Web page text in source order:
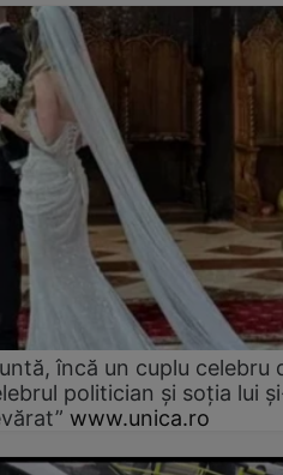
încă un cuplu celebru
politician și soția lui
www.unica.ro